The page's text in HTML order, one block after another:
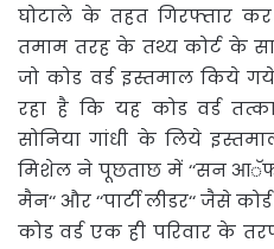
घोटाले के तहत गिरफ्तार कर
तमाम तरह के तथ्य कोर्ट के
जो कोड वर्ड इस्तमाल किये
रहा है कि यह कोड वर्ड
सोनिया गांधी के लिये
मिशेल ने पूछताछ में ‘‘सन आॅफ
मैन‘‘ और ‘‘पार्टी लीडर‘‘ जैसे
कोड वर्ड एक ही परिवार के